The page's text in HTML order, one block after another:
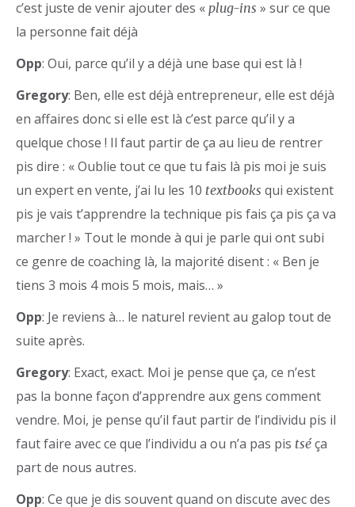
c’est juste de venir ajouter des « plug-ins » sur ce que
la personne fait déjà
Opp: Oui, parce qu’il y a déjà une base qui est là !
Gregory: Ben, elle est déjà entrepreneur, elle est déjà
en affaires donc si elle est là c’est parce qu’il y a
quelque chose ! Il faut partir de ça au lieu de rentrer
pis dire : « Oublie tout ce que tu fais là pis moi je suis
un expert en vente, j’ai lu les 10 textbooks qui existent
pis je vais t’apprendre la technique pis fais ça pis ça va
marcher ! » Tout le monde à qui je parle qui ont subi
ce genre de coaching là, la majorité disent : « Ben je
tiens 3 mois 4 mois 5 mois, mais… »
Opp: Je reviens à… le naturel revient au galop tout de
suite après.
Gregory: Exact, exact. Moi je pense que ça, ce n’est
pas la bonne façon d’apprendre aux gens comment
vendre. Moi, je pense qu’il faut partir de l’individu pis il
faut faire avec ce que l’individu a ou n’a pas pis tsé ça
part de nous autres.
Opp: Ce que je dis souvent quand on discute avec des